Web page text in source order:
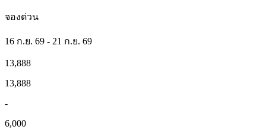
จองด่วน
16 ก.ย. 69 - 21 ก.ย. 69
13,888
13,888
-
6,000